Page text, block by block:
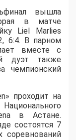
вышла
в матче
Liel Marlies
6:4. В парном
вместе с
дуэт также
чемпионский
проходит на
в Астане.
состоятся 7
соревнований